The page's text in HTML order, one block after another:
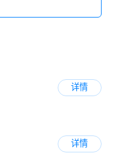
详情
详情